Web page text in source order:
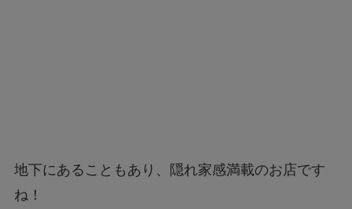
地下にあることもあり、隠れ家感満載のお店です
ね！